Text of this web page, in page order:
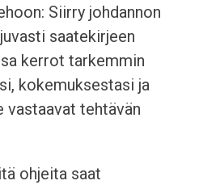
Siirry johdannon
saatekirjeen
kerrot tarkemmin
kokemuksestasi ja
vastaavat tehtävän
ohjeita saat